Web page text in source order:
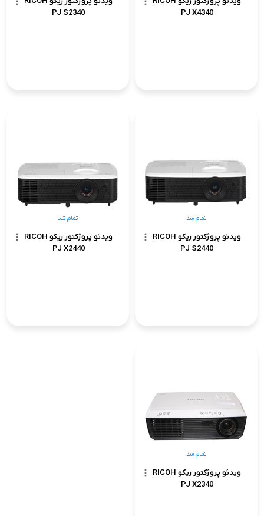
PJ X4340
PJ S2340
ویدئو پروژکتور ریکو RICOH
PJ S2440
تمام شد
ویدئو پروژکتور ریکو RICOH
PJ X2440
تمام شد
ویدئو پروژکتور ریکو RICOH
PJ X2340
تمام شد